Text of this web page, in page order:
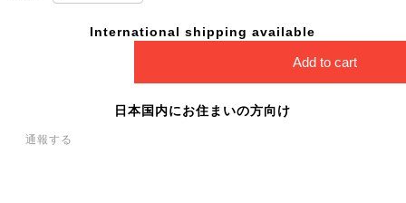
International shipping available
Add to cart
日本国内にお住まいの方向け
通報する